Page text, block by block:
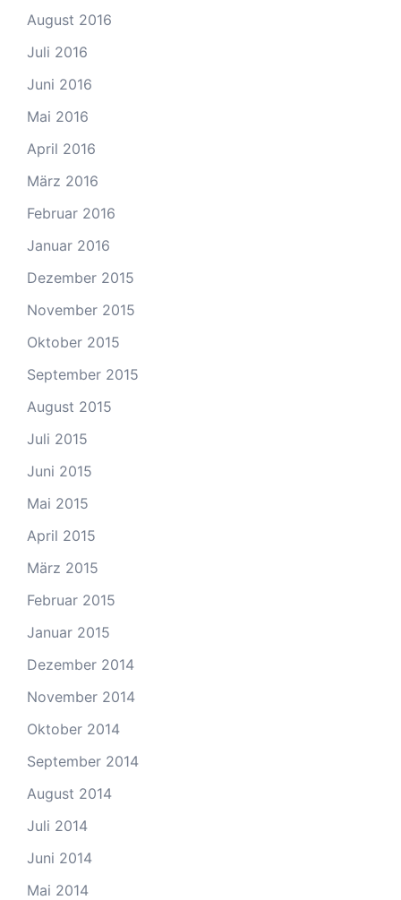
August 2016
Juli 2016
Juni 2016
Mai 2016
April 2016
März 2016
Februar 2016
Januar 2016
Dezember 2015
November 2015
Oktober 2015
September 2015
August 2015
Juli 2015
Juni 2015
Mai 2015
April 2015
März 2015
Februar 2015
Januar 2015
Dezember 2014
November 2014
Oktober 2014
September 2014
August 2014
Juli 2014
Juni 2014
Mai 2014